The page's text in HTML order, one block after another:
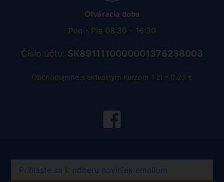
Otváracia doba
Pon - Pia 08:30 - 16:30
Číslo účtu: SK8911110000001376238003
Obchodujeme s aktuálnym kurzom 1 zł = 0.23 €